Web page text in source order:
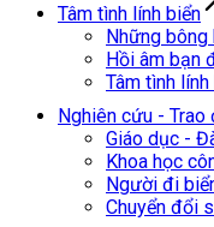
Tâm tình lính biển
Những bông
Hồi âm bạn
Tâm tình lính
Nghiên cứu - Trao
Giáo dục -
Khoa học
Người đi
Chuyển đổi